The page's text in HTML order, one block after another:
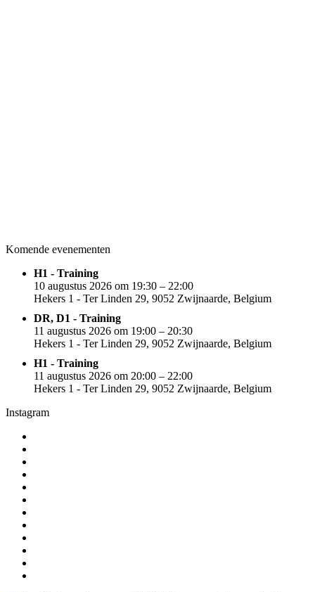
Komende evenementen
H1 - Training
10 augustus 2026 om 19:30 – 22:00
Hekers 1 - Ter Linden 29, 9052 Zwijnaarde, Belgium
DR, D1 - Training
11 augustus 2026 om 19:00 – 20:30
Hekers 1 - Ter Linden 29, 9052 Zwijnaarde, Belgium
H1 - Training
11 augustus 2026 om 20:00 – 22:00
Hekers 1 - Ter Linden 29, 9052 Zwijnaarde, Belgium
Instagram